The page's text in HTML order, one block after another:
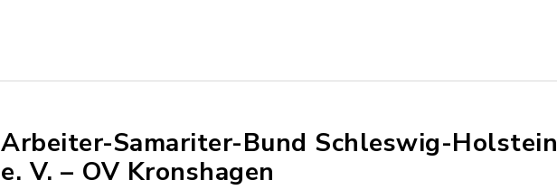
Arbeiter-Samariter-Bund Schleswig-Holstein
e. V. – OV Kronshagen